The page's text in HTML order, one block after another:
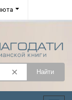
Найти